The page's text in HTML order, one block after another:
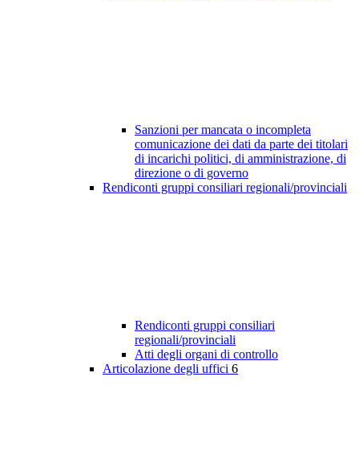
Sanzioni per mancata o incompleta
comunicazione dei dati da parte dei titolari
di incarichi politici, di amministrazione, di
direzione o di governo
Rendiconti gruppi consiliari regionali/provinciali
Rendiconti gruppi consiliari
regionali/provinciali
Atti degli organi di controllo
Articolazione degli uffici 6